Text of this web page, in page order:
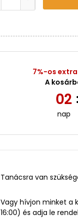
7%-os
A
02
nap
:
Tanácsra van
Vagy hívjon minket a
16:00) és adja le